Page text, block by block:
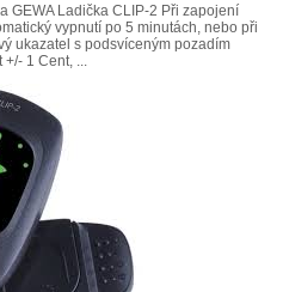
GEWA Ladička CLIP-2 Při zapojení
vypnutí po 5 minutách, nebo při
ukazatel s podsvíceným pozadím
+/- 1 Cent, ...